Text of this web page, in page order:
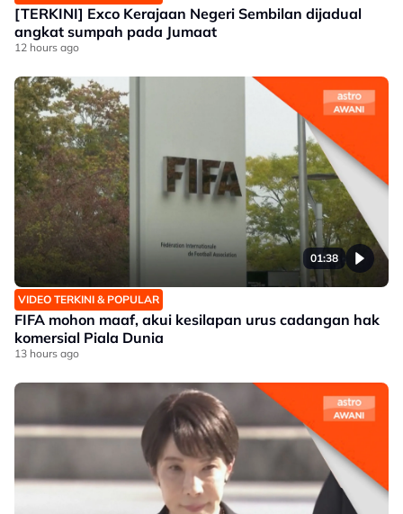
[TERKINI] Exco Kerajaan Negeri Sembilan dijadual
angkat sumpah pada Jumaat
12 hours ago
01:38
VIDEO TERKINI & POPULAR
FIFA mohon maaf, akui kesilapan urus cadangan hak
komersial Piala Dunia
13 hours ago